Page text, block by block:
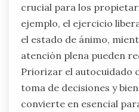
crucial para los
ejemplo, el ejercicio
el estado de ánimo,
atención plena pueden
Priorizar el autocuidado
toma de decisiones y
convierte en esencial